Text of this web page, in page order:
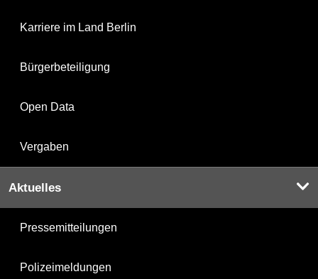
Karriere im Land Berlin
Bürgerbeteiligung
Open Data
Vergaben
Aktuelles
Pressemitteilungen
Polizeimeldungen